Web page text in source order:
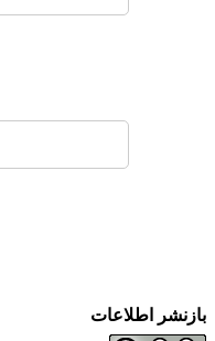
بازنشر اطلاعات